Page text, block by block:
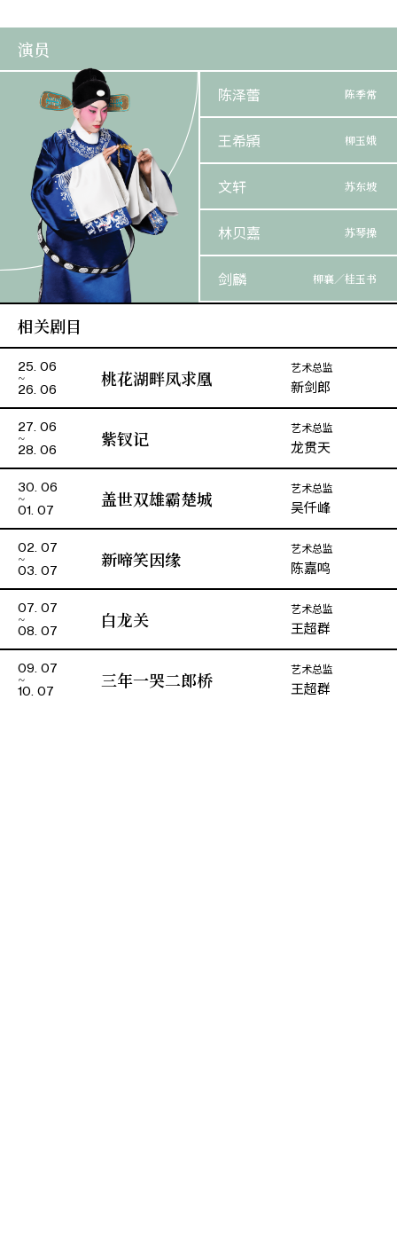
演员
陈泽蕾 陈季常
王希頴 柳玉娥
文轩 苏东坡
林贝嘉 苏琴操
剑麟 柳襄／桂玉书
杨健强
相关剧目
25. 06
26. 06
桃花湖畔凤求凰 艺术总监
新剑郎
27. 06
28. 06
紫钗记 艺术总监
龙贯天
30. 06
01. 07
盖世双雄霸楚城 艺术总监
吴仟峰
02. 07
03. 07
新啼笑因缘 艺术总监
陈嘉鸣
07. 07
08. 07
白龙关 艺术总监
王超群
09. 07
10. 07
三年一哭二郎桥 艺术总监
王超群